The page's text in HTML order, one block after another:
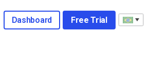
Dashboard Free Trial